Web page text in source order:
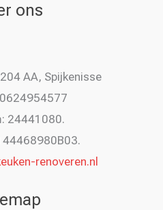
ons
AA, Spijkenisse
24441080.
renoveren.nl